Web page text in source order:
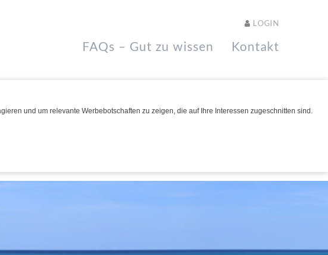
und um relevante Werbebotschaften zu zeigen, die auf Ihre Interessen zugeschnitten sind.
LOGIN
FAQs – Gut zu wissen Kontakt